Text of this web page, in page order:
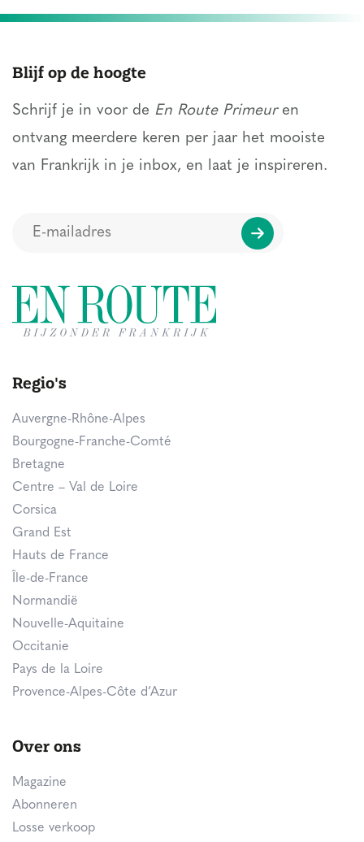
Blijf op de hoogte
Schrijf je in voor de En Route Primeuren
ontvang meerdere keren per jaar het mooiste
van Frankrijk in je inbox, en laat je inspireren.
Regio's
Auvergne-Rhône-Alpes
Bourgogne-Franche-Comté
Bretagne
Centre – Val de Loire
Corsica
Grand Est
Hauts de France
Île-de-France
Normandië
Nouvelle-Aquitaine
Occitanie
Pays de la Loire
Provence-Alpes-Côte d’Azur
Over ons
Magazine
Abonneren
Losse verkoop